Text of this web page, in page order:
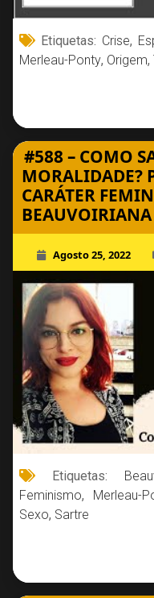
Etiquetas: Crise,
Merleau-Ponty, Origem,
#588 – COMO
MORALIDADE?
CARÁTER
BEAUVOIRIANA
Agosto 25, 2022
Etiquetas:
Feminismo, Merleau-
Sexo, Sartre